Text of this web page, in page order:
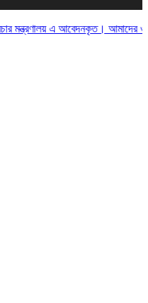
এ আবেদনকৃত। আমাদের ওয়েব